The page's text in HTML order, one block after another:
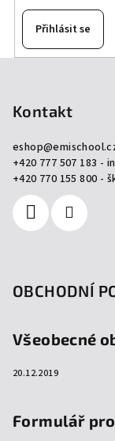
Přihlásit se
Kontakt
eshop@
+420 777 507 183 -
+420 770 155 800 -
OBCHODNÍ
Všeobecné
20.12.2019
Formulář